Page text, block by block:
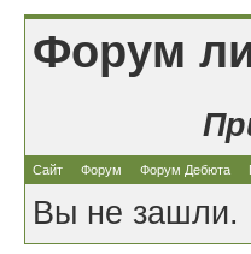
Форум
Сайт Форум Форум Дебюта
Вы не зашли.